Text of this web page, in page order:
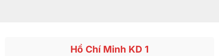
Bàn phấn hoàng gia Châu Âu Luxury dát vàng 2021 –
Hồ Chí Minh KD 1